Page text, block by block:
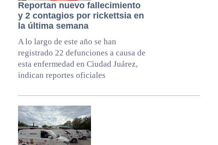
Reportan nuevo fallecimiento
y 2 contagios por rickettsia en
la última semana
A lo largo de este año se han
registrado 22 defunciones a causa de
esta enfermedad en Ciudad Juárez,
indican reportes oficiales